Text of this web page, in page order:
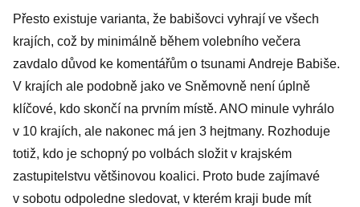
Přesto existuje varianta, že babišovci vyhrají ve všech
krajích, což by minimálně během volebního večera
zavdalo důvod ke komentářům o tsunami Andreje Babiše.
V krajích ale podobně jako ve Sněmovně není úplně
klíčové, kdo skončí na prvním místě. ANO minule vyhrálo
v 10 krajích, ale nakonec má jen 3 hejtmany. Rozhoduje
totiž, kdo je schopný po volbách složit v krajském
zastupitelstvu většinovou koalici. Proto bude zajímavé
v sobotu odpoledne sledovat, v kterém kraji bude mít